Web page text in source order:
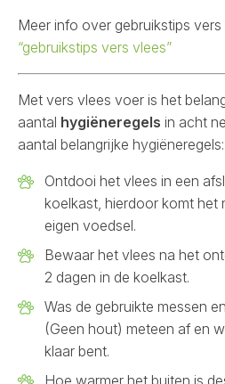
Meer info over gebruikstips vers
“gebruikstips vers vlees”
Met vers vlees voer is het
aantal hygiëneregels in acht
aantal belangrijke hygiëneregels:
Ontdooi het vlees in een
koelkast, hierdoor komt het
eigen voedsel.
Bewaar het vlees na het
2 dagen in de koelkast.
Was de gebruikte messen
(Geen hout) meteen af en
klaar bent.